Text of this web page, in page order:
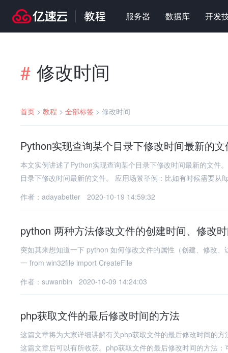
服务器 数据库 开发
# 修改时间
首页 > 教程 > 全部标签 > 修改时间
Python实现查询某个目录下修改时间最新的
本文实例讲述了Python实现查询某个目录下修改时间最新的文件
目录下修改时间最新的文件。 应用场景举例：比如有时候需要从
作者：adayabetter
2020-10-19 14:59:32
python 两种方法修改文件的创建时间、修改
突如其来想知道一下 python 如何修改文件的属性（创建、修改
一 from win32file import CreateFile
作者：suwanbin
2020-10-09 14:24:03
php获取文件的最后修改时间的方法
这篇文章将为大家详细讲解有关php获取文件的最后修改时间的
这篇文章后可以有所收获。php获取文件的最后修改时间的方法：